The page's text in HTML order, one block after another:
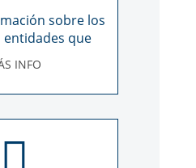
sobre los
entidades que
INFO